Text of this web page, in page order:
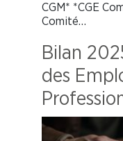
CGM* *CGE
Comité…
Bilan
des